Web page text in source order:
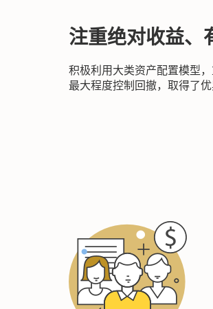
注重绝对收益、
积极利用大类资产配置模型
最大程度控制回撤，取得了